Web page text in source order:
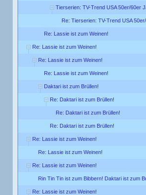
Tierserien: TV-Trend USA 50er/60er
Re: Tierserien: TV-Trend USA
Re: Lassie ist zum Weinen!
Re: Lassie ist zum Weinen!
Re: Lassie ist zum Weinen!
Re: Lassie ist zum Weinen!
Daktari ist zum Brüllen!
Re: Daktari ist zum Brüllen!
Re: Daktari ist zum Brüllen!
Re: Daktari ist zum Brüllen!
Re: Lassie ist zum Weinen!
Re: Lassie ist zum Weinen!
Re: Lassie ist zum Weinen!
Rin Tin Tin ist zum Bibbern! Daktari ist zum
Re: Lassie ist zum Weinen!